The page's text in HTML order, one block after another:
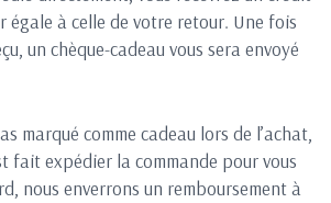
égale à celle de votre retour. Une fois
un chèque-cadeau vous sera envoyé
marqué comme cadeau lors de l’achat,
fait expédier la commande pour vous
nous enverrons un remboursement à